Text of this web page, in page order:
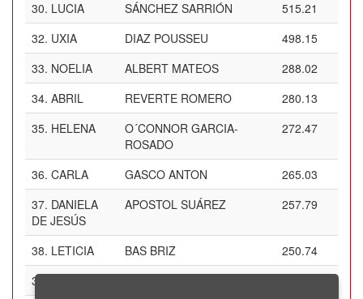
30. LUCIA SÁNCHEZ SARRIÓN
515.21
32. UXIA DIAZ POUSSEU
498.15
33. NOELIA ALBERT MATEOS
288.02
34. ABRIL REVERTE ROMERO
280.13
35. HELENA
O´CONNOR GARCIA-
ROSADO
272.47
36. CARLA GASCO ANTON
265.03
37. DANIELA
DE JESÚS
APOSTOL SUÁREZ 257.79
38. LETICIA BAS BRIZ
250.74
39.